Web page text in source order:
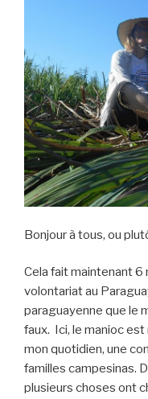
Bonjour à tous, ou
Cela fait maintenant 6
volontariat au
paraguayenne que le
faux. Ici, le manioc est
mon quotidien, une
familles campesinas.
plusieurs choses ont